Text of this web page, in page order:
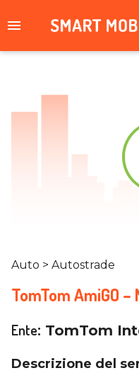
Auto > Autostrade
TomTom AmiGO
Ente: TomTom
Descrizione del